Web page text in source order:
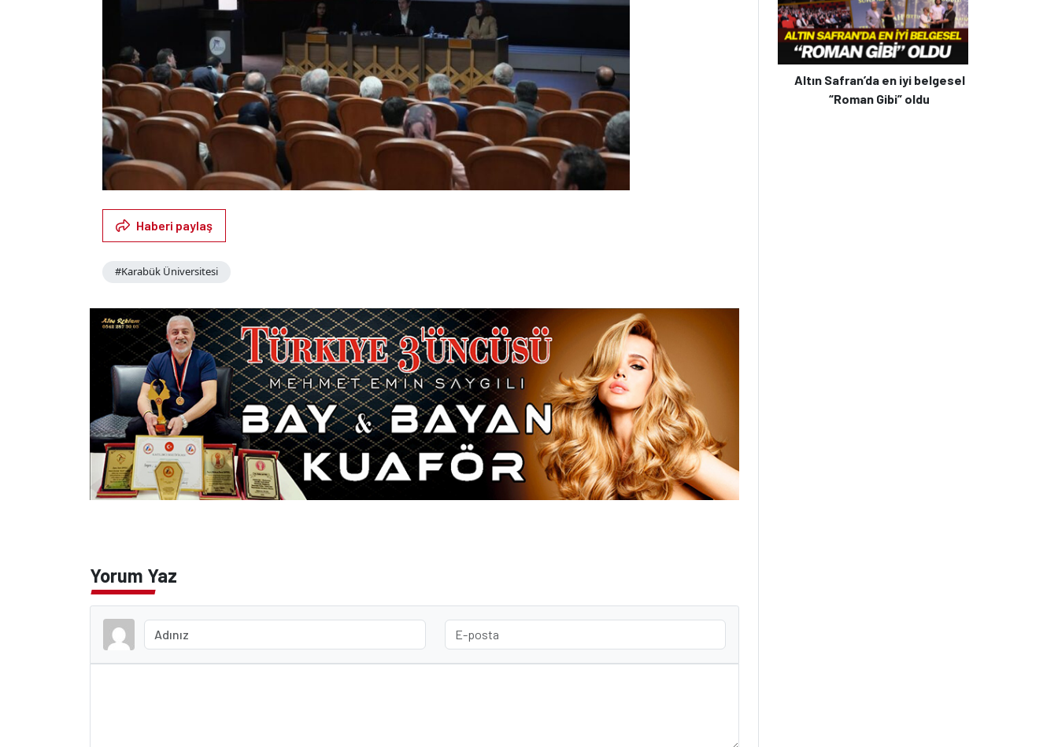
Haberi paylaş
#Karabük Üniversitesi
Yorum Yaz
Altın Safran’da en iyi belgesel
“Roman Gibi” oldu